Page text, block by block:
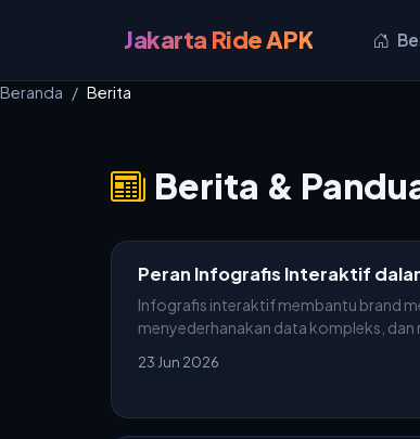
Jakarta Ride APK
Beranda Berita
Berita &
Peran Infografis Interaktif
Infografis interaktif membantu brand
menyederhanakan data kompleks, dan
23 Jun 2026